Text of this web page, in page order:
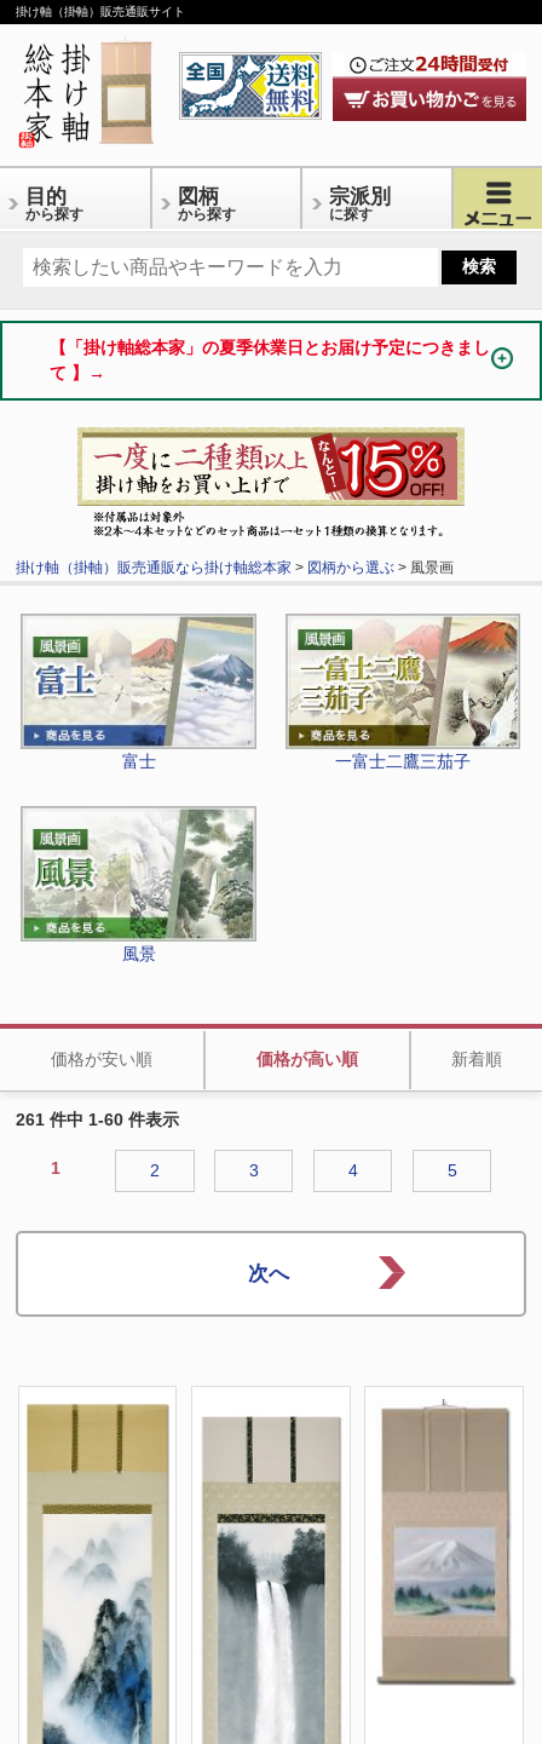
掛け軸（掛軸）販売通販サイト
目的
から探す
図柄
から探す
宗派別
に探す
【「掛け軸総本家」の夏季休業日とお届け予定につきまし
て 】→
掛け軸（掛軸）販売通販なら掛け軸総本家 > 図柄から選ぶ > 風景画
富士 一富士二鷹三茄子
風景
価格が安い順 価格が高い順 新着順
261 件中 1-60 件表示
1 2 3 4 5